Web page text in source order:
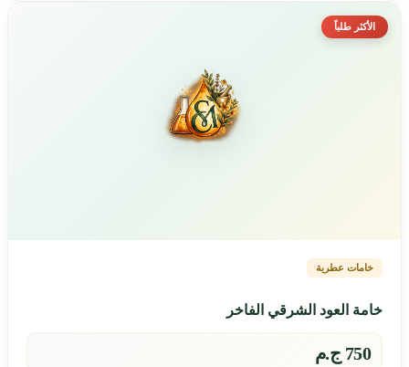
الأكثر طلباً
خامات عطرية
خامة العود الشرقي الفاخر
750 ج.م